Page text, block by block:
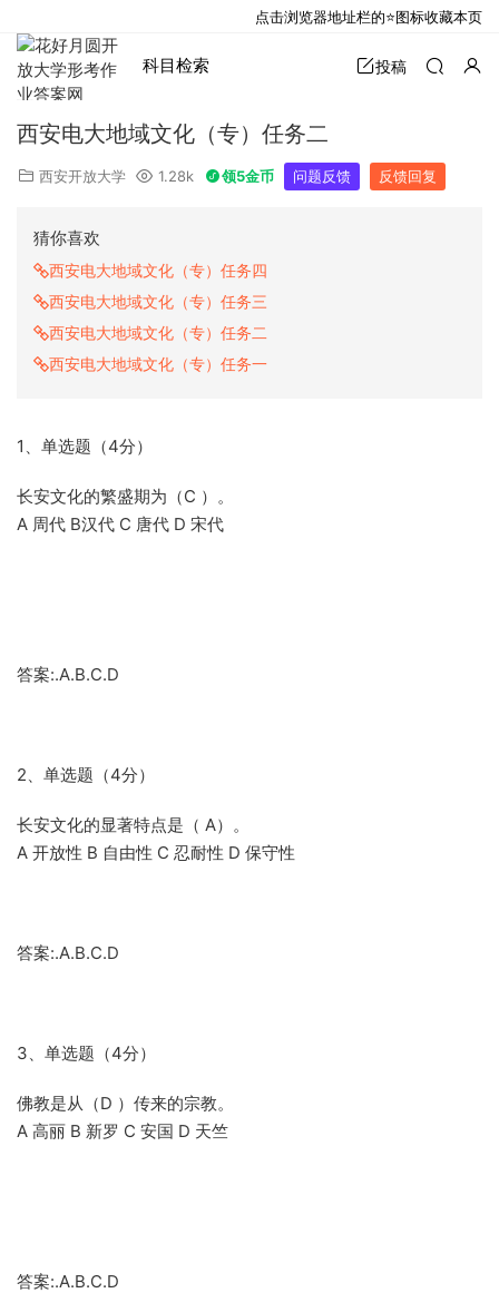
科目检索 投稿
西安电大地域文化（专）任务二
西安开放大学 1.28k 领5金币 问题反馈 反馈回复
猜你喜欢
西安电大地域文化（专）任务四
西安电大地域文化（专）任务三
西安电大地域文化（专）任务二
西安电大地域文化（专）任务一
1、单选题（4分）
长安文化的繁盛期为（C ）。
A 周代 B汉代 C 唐代 D 宋代
答案:.A.B.C.D
2、单选题（4分）
长安文化的显著特点是（ A）。
A 开放性 B 自由性 C 忍耐性 D 保守性
答案:.A.B.C.D
3、单选题（4分）
佛教是从（D ）传来的宗教。
A 高丽 B 新罗 C 安国 D 天竺
答案:.A.B.C.D
点击浏览器地址栏的⭐图标收藏本页